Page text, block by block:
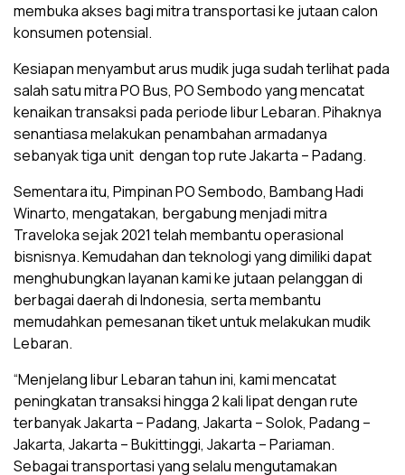
membuka akses bagi mitra transportasi ke jutaan calon
konsumen potensial.
Kesiapan menyambut arus mudik juga sudah terlihat pada
salah satu mitra PO Bus, PO Sembodo yang mencatat
kenaikan transaksi pada periode libur Lebaran. Pihaknya
senantiasa melakukan penambahan armadanya
sebanyak tiga unit dengan top rute Jakarta – Padang.
Sementara itu, Pimpinan PO Sembodo, Bambang Hadi
Winarto, mengatakan, bergabung menjadi mitra
Traveloka sejak 2021 telah membantu operasional
bisnisnya. Kemudahan dan teknologi yang dimiliki dapat
menghubungkan layanan kami ke jutaan pelanggan di
berbagai daerah di Indonesia, serta membantu
memudahkan pemesanan tiket untuk melakukan mudik
Lebaran.
“Menjelang libur Lebaran tahun ini, kami mencatat
peningkatan transaksi hingga 2 kali lipat dengan rute
terbanyak Jakarta – Padang, Jakarta – Solok, Padang –
Jakarta, Jakarta – Bukittinggi, Jakarta – Pariaman.
Sebagai transportasi yang selalu mengutamakan